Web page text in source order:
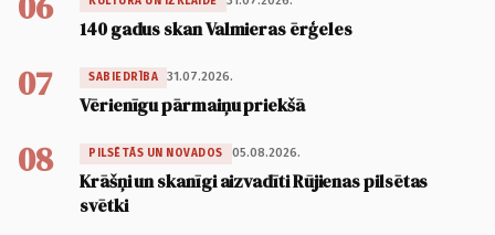
140 gadus skan Valmieras ērģeles
07 SABIEDRĪBA 31.07.2026.
Vērienīgu pārmaiņu priekšā
08 PILSĒTĀS UN NOVADOS 05.08.2026.
Krāšņi un skanīgi aizvadīti Rūjienas pilsētas
svētki